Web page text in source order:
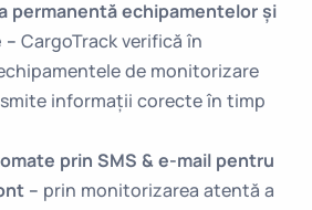
permanentăechipamentelor și
– CargoTrack verifică în
de monitorizare
informații corecte în timp
prin SMS & e-mail pentru
– prin monitorizarea atentă a